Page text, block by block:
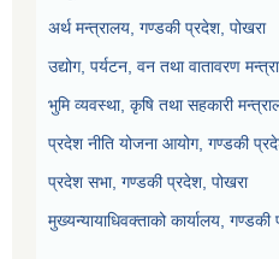
अर्थ मन्त्रालय, गण्डकी प्रदेश, पोखरा
उद्योग, पर्यटन, वन तथा वातावरण
भुमि व्यवस्था, कृषि तथा सहकारी
प्रदेश नीति योजना आयोग, गण्डकी
प्रदेश सभा, गण्डकी प्रदेश, पोखरा
मुख्यन्यायाधिवक्ताको कार्यालय,